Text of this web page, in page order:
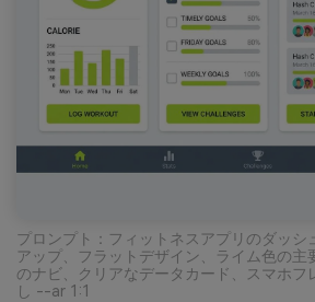
プロンプト：フィットネスアプリのダッシ
アップ、フラットデザイン、ライム色の主
のナビ、クリアなデータカード、スマホフ
し --ar 1:1